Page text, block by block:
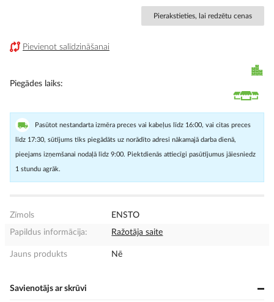
Pierakstieties, lai redzētu cenas
Pievienot salīdzināšanai
Piegādes laiks
Pasūtot nestandarta izmēra preces vai kabeļus līdz 16:00, vai citas preces
līdz 17:30, sūtījums tiks piegādāts uz norādīto adresi nākamajā darba dienā,
pieejams izņemšanai nodaļā līdz 9:00. Piektdienās attiecīgi pasūtījumus jāiesniedz
1 stundu agrāk.
Zīmols
ENSTO
Papildus informācija:
Ražotāja saite
Jauns produkts Nē
Savienotājs ar skrūvi